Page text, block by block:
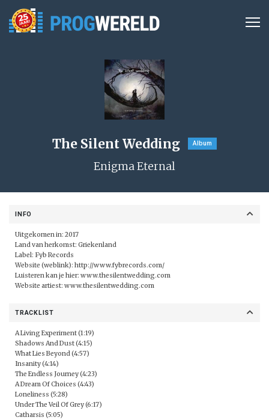
The Silent Wedding Album
Enigma Eternal
INFO
Uitgekomen in: 2017
Land van herkomst: Griekenland
Label: Fyb Records
Website (weblink): http://www.fybrecords.com/
Luisteren kan je hier: www.thesilentwedding.com
Website artiest: www.thesilentwedding.com
TRACKLIST
A Living Experiment (1:19)
Shadows And Dust (4:15)
What Lies Beyond (4:57)
Insanity (4:14)
The Endless Journey (4:23)
A Dream Of Choices (4:43)
Loneliness (5:28)
Under The Veil Of Grey (6:17)
Catharsis (5:05)